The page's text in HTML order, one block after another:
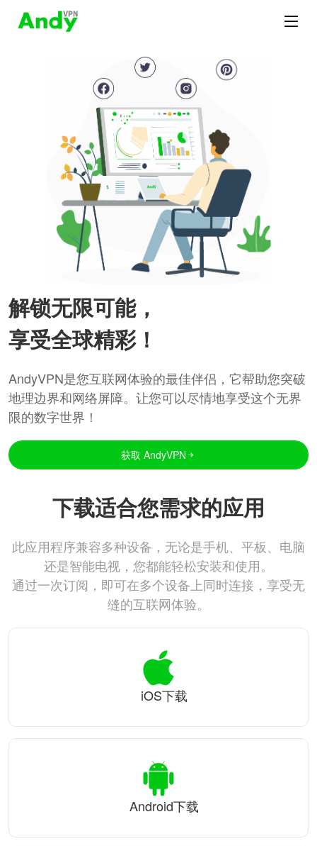
解锁无限可能，
享受全球精彩！
AndyVPN是您互联网体验的最佳伴侣，它帮助您突破
地理边界和网络屏障。让您可以尽情地享受这个无界
限的数字世界！
获取 AndyVPN
下载适合您需求的应用
此应用程序兼容多种设备，无论是手机、平板、电脑
还是智能电视，您都能轻松安装和使用。
通过一次订阅，即可在多个设备上同时连接，享受无
缝的互联网体验。
iOS下载
Android下载